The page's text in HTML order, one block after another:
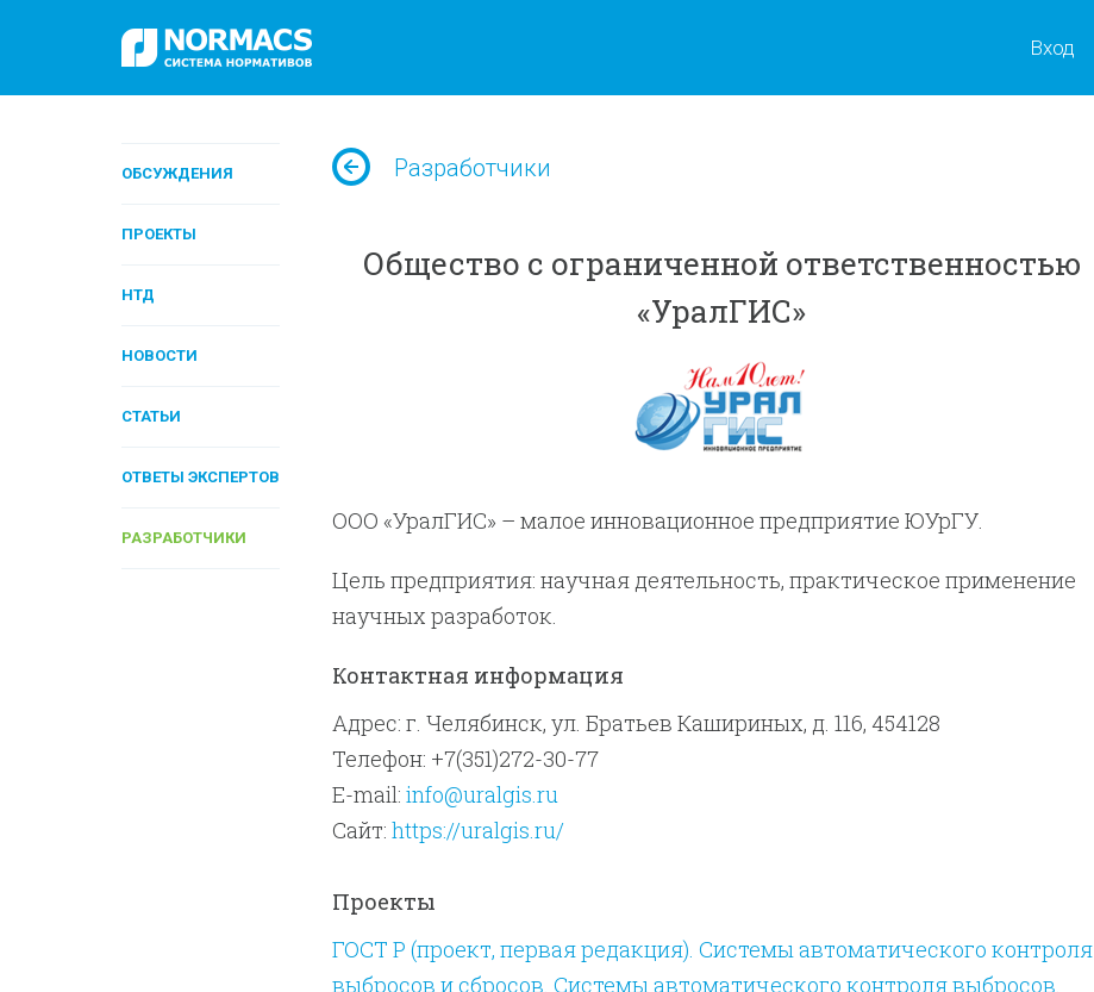
Вход
ОБСУЖДЕНИЯ
ПРОЕКТЫ
НТД
НОВОСТИ
СТАТЬИ
ОТВЕТЫ ЭКСПЕРТОВ
РАЗРАБОТЧИКИ
Разработчики
Общество с ограниченной ответственностью
«УралГИС»
ООО «УралГИС» – малое инновационное предприятие ЮУрГУ.
Цель предприятия: научная деятельность, практическое применение
научных разработок.
Контактная информация
Адрес: г. Челябинск, ул. Братьев Кашириных, д. 116, 454128
Телефон: +7(351)272-30-77
E-mail: info@uralgis.ru
Сайт: https://uralgis.ru/
Проекты
ГОСТ Р (проект, первая редакция). Системы автоматического контроля
выбросов и сбросов. Системы автоматического контроля выбросов.